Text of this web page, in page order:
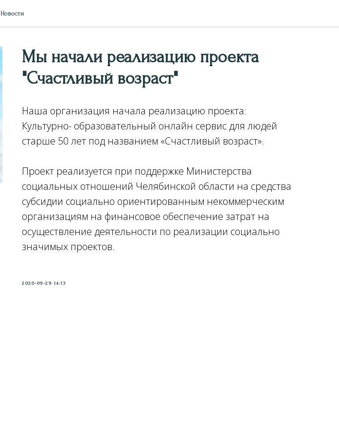
Новости
Мы начали реализацию проекта
"Счастливый возраст"
Наша организация начала реализацию проекта:
Культурно- образовательный онлайн сервис для людей
старше 50 лет под названием «Счастливый возраст».
Проект реализуется при поддержке Министерства
социальных отношений Челябинской области на средства
субсидии социально ориентированным некоммерческим
организациям на финансовое обеспечение затрат на
осуществление деятельности по реализации социально
значимых проектов.
2020-09-29 14:13